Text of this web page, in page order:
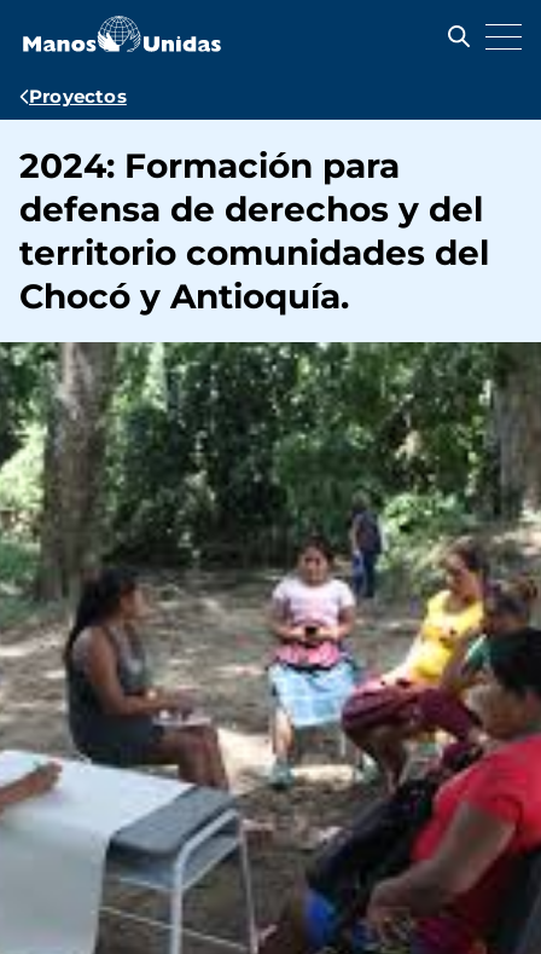
contenido
Ruta
navegación
Proyectos
2024: Formación para
defensa de derechos y del
territorio comunidades del
Chocó y Antioquía.